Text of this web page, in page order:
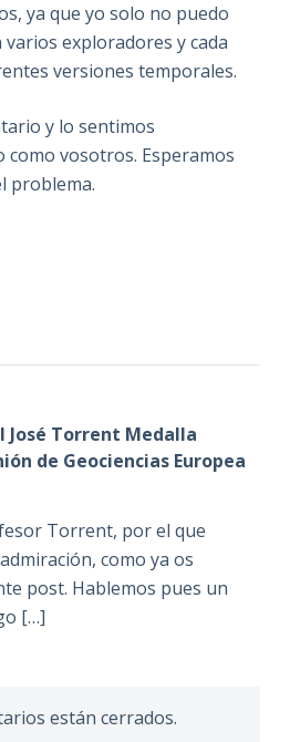
ya que yo solo no puedo
exploradores y cada
versiones temporales.
y lo sentimos
vosotros. Esperamos
problema.
José Torrent Medalla
de Geociencias Europea
Torrent, por el que
como ya os
post. Hablemos pues un
[…]
están cerrados.